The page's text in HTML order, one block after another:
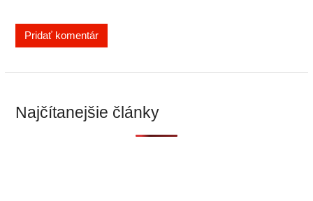
Najčítanejšie články